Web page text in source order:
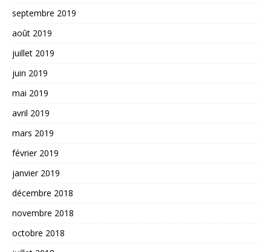
septembre 2019
août 2019
juillet 2019
juin 2019
mai 2019
avril 2019
mars 2019
février 2019
janvier 2019
décembre 2018
novembre 2018
octobre 2018